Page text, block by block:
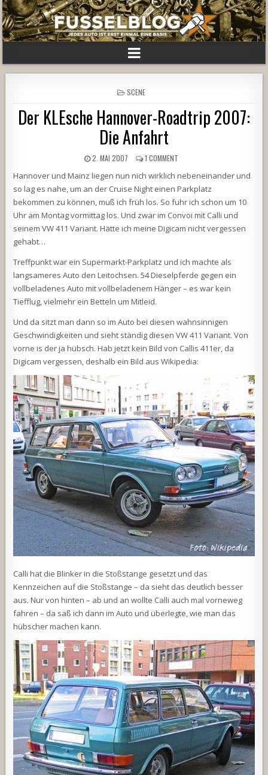
POSTED
IN
SCENE
Der KLEsche Hannover-Roadtrip 2007:
Die Anfahrt
2. MAI 2007 1 COMMENT
Hannover und Mainz liegen nun nich wirklich nebeneinander und
so lag es nahe, um an der Cruise Night einen Parkplatz
bekommen zu können, muß ich früh los. So fuhr ich schon um 10
Uhr am Montag vormittag los. Und zwar im Convoi mit Calli und
seinem VW 411 Variant. Hätte ich meine Digicam nicht vergessen
gehabt…
Treffpunkt war ein Supermarkt-Parkplatz und ich machte als
langsameres Auto den Leitochsen. 54 Dieselpferde gegen ein
vollbeladenes Auto mit vollbeladenem Hänger – es war kein
Tiefflug, vielmehr ein Betteln um Mitleid.
Und da sitzt man dann so im Auto bei diesen wahnsinnigen
Geschwindigkeiten und sieht ständig diesen VW 411 Variant. Von
vorne is der ja hübsch. Hab jetzt kein Bild von Callis 411er, da
Digicam vergessen, deshalb ein Bild aus Wikipedia:
Calli hat die Blinker in die Stoßstange gesetzt und das
Kennzeichen auf die Stoßstange – da sieht das deutlich besser
aus. Nur von hinten – ab und an wollte Calli auch mal vorneweg
fahren – da saß ich dann im Auto und überlegte, wie man das
hübscher machen kann.